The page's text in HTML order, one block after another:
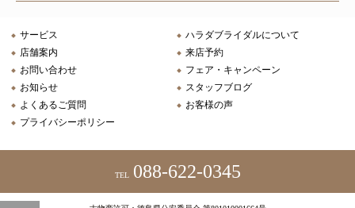
サービス
ハラダブライダルについて
店舗案内
来店予約
お問い合わせ
フェア・キャンペーン
お知らせ
スタッフブログ
よくあるご質問
お客様の声
プライバシーポリシー
TEL 088-622-0345